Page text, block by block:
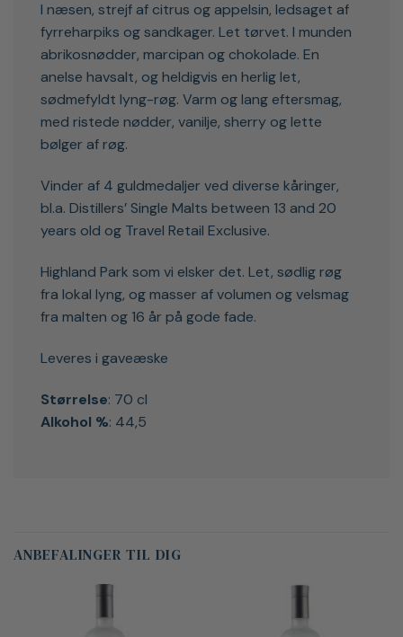
I næsen, strejf af citrus og appelsin, ledsaget af
fyrreharpiks og sandkager. Let tørvet. I munden
abrikosnødder, marcipan og chokolade. En
anelse havsalt, og heldigvis en herlig let,
sødmefyldt lyng-røg. Varm og lang eftersmag,
med ristede nødder, vanilje, sherry og lette
bølger af røg.
Vinder af 4 guldmedaljer ved diverse kåringer,
bl.a. Distillers’ Single Malts between 13 and 20
years old og Travel Retail Exclusive.
Highland Park som vi elsker det. Let, sødlig røg
fra lokal lyng, og masser af volumen og velsmag
fra malten og 16 år på gode fade.
Leveres i gaveæske
Størrelse: 70 cl
Alkohol %: 44,5
ANBEFALINGER TIL DIG